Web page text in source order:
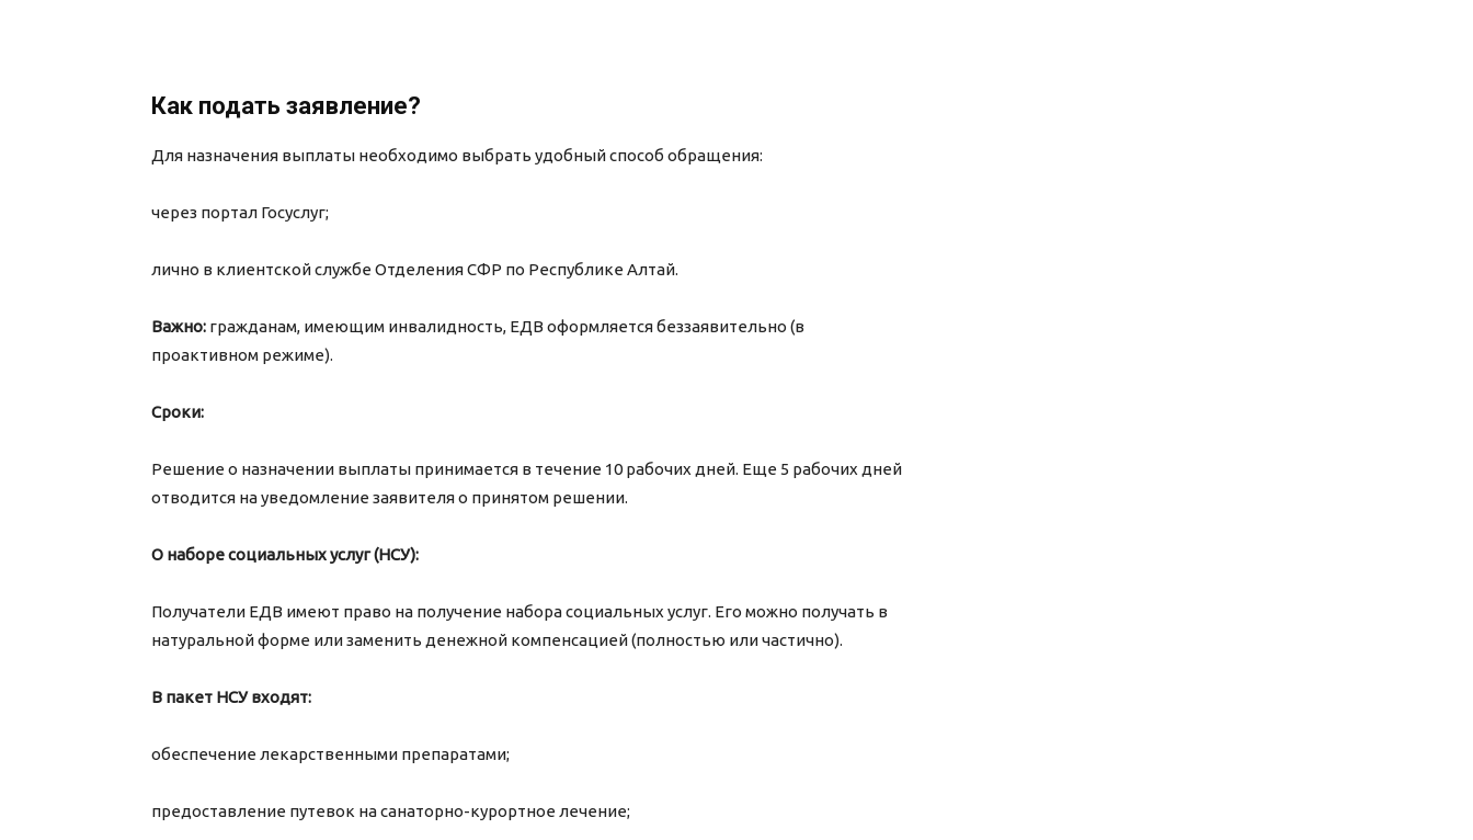
Как подать заявление?
Для назначения выплаты необходимо выбрать удобный способ обращения:
через портал Госуслуг;
лично в клиентской службе Отделения СФР по Республике Алтай.
Важно: гражданам, имеющим инвалидность, ЕДВ оформляется беззаявительно (в
проактивном режиме).
Сроки:
Решение о назначении выплаты принимается в течение 10 рабочих дней. Еще 5 рабочих дней
отводится на уведомление заявителя о принятом решении.
О наборе социальных услуг (НСУ):
Получатели ЕДВ имеют право на получение набора социальных услуг. Его можно получать в
натуральной форме или заменить денежной компенсацией (полностью или частично).
В пакет НСУ входят:
обеспечение лекарственными препаратами;
предоставление путевок на санаторно-курортное лечение;